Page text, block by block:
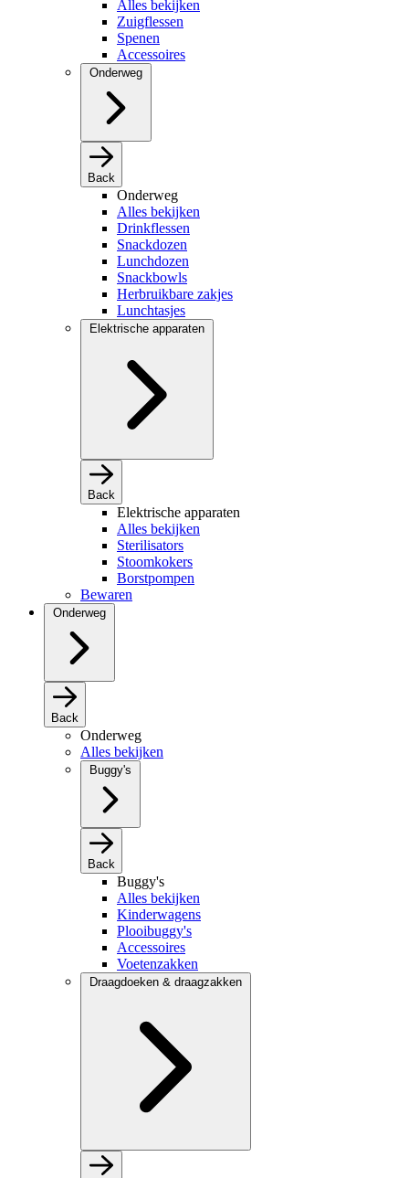
Alles bekijken
Zuigflessen
Spenen
Accessoires
Onderweg
Back
Onderweg
Alles bekijken
Drinkflessen
Snackdozen
Lunchdozen
Snackbowls
Herbruikbare zakjes
Lunchtasjes
Elektrische apparaten
Back
Elektrische apparaten
Alles bekijken
Sterilisators
Stoomkokers
Borstpompen
Bewaren
Onderweg
Back
Onderweg
Alles bekijken
Buggy's
Back
Buggy's
Alles bekijken
Kinderwagens
Plooibuggy's
Accessoires
Voetenzakken
Draagdoeken & draagzakken